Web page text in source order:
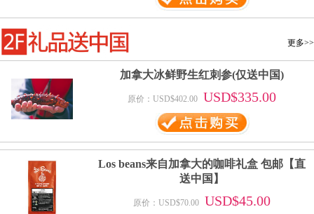
更多>>
加拿大冰鲜野生红刺参(仅送中国)
原价：USD$402.00 USD$335.00
Los beans来自加拿大的咖啡礼盒 包邮【直
送中国】
原价：USD$70.00 USD$45.00